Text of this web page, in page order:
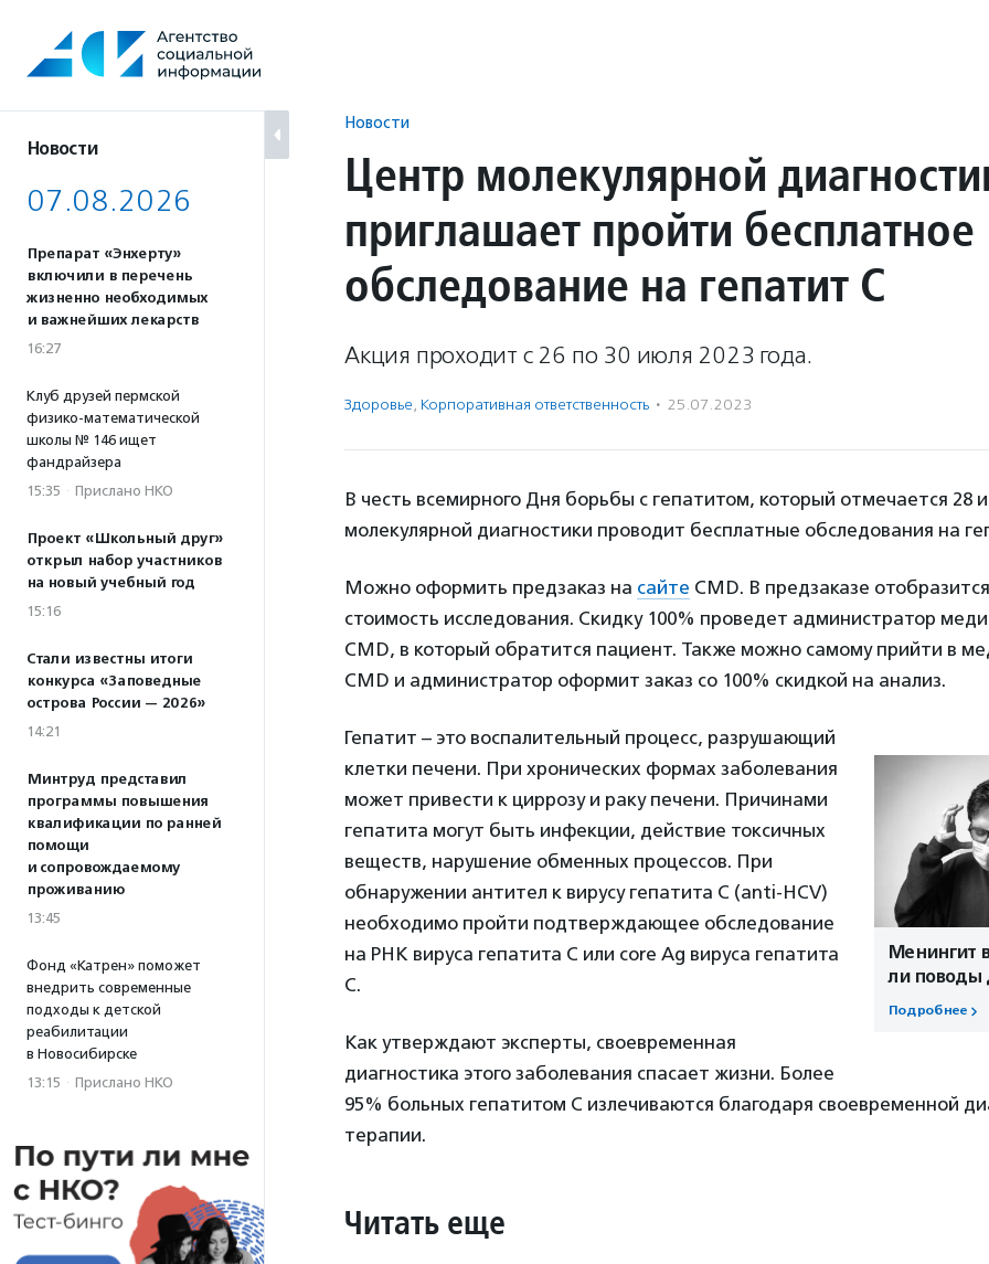
содержанию
Новости
07.08.2026
Препарат «Энхерту»
включили в перечень
жизненно необходимых
и важнейших лекарств
16:27
Клуб друзей пермской
физико-математической
школы № 146 ищет
фандрайзера
15:35 · Прислано НКО
Проект «Школьный друг»
открыл набор участников
на новый учебный год
15:16
Стали известны итоги
конкурса «Заповедные
острова России — 2026»
14:21
Минтруд представил
программы повышения
квалификации по ранней
помощи
и сопровождаемому
проживанию
13:45
Фонд «Катрен» поможет
внедрить современные
подходы к детской
реабилитации
в Новосибирске
13:15 · Прислано НКО
Новости
Центр молекулярной
приглашает пройти бесплатное
обследование на гепатит С
Акция проходит с 26 по 30 июля 2023 года.
Здоровье, Корпоративная ответственность · 25.07.2023
В честь всемирного Дня борьбы с гепатитом, который отмечается 28
молекулярной диагностики проводит бесплатные обследования на
Можно оформить предзаказ на сайте CMD. В предзаказе
стоимость исследования. Скидку 100% проведет администратор
CMD, в который обратится пациент. Также можно самому прийти в
CMD и администратор оформит заказ со 100% скидкой на анализ.
Менингит
ли поводы
Подробнее
Гепатит – это воспалительный процесс, разрушающий
клетки печени. При хронических формах заболевания
может привести к циррозу и раку печени. Причинами
гепатита могут быть инфекции, действие токсичных
веществ, нарушение обменных процессов. При
обнаружении антител к вирусу гепатита С (anti-HCV)
необходимо пройти подтверждающее обследование
на РНК вируса гепатита С или core Ag вируса гепатита
С.
Как утверждают эксперты, своевременная
диагностика этого заболевания спасает жизни. Более
95% больных гепатитом С излечиваются благодаря своевременной
терапии.
Читать еще